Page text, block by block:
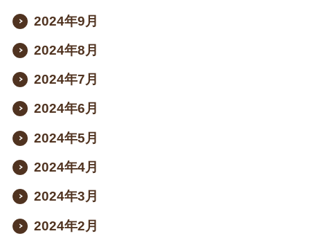
2024年9月
2024年8月
2024年7月
2024年6月
2024年5月
2024年4月
2024年3月
2024年2月